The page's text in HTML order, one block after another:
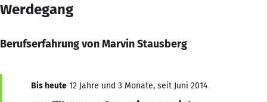
Werdegang
Berufserfahrung von Marvin Stausberg
Bis heute 12 Jahre und 3 Monate, seit Juni 2014